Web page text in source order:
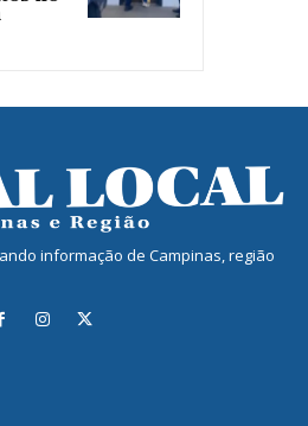
informação de Campinas, região